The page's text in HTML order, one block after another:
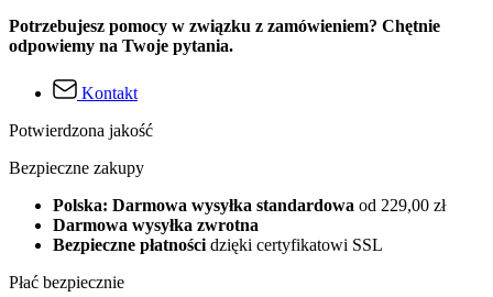
Potrzebujesz pomocy w związku z zamówieniem? Chętnie
odpowiemy na Twoje pytania.
Kontakt
Potwierdzona jakość
Bezpieczne zakupy
Polska: Darmowa wysyłka standardowa od 229,00 zł
Darmowa wysyłka zwrotna
Bezpieczne płatności dzięki certyfikatowi SSL
Płać bezpiecznie